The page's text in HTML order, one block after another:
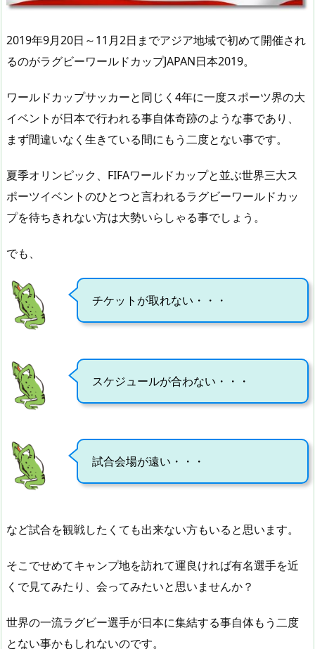
2019年9月20日～11月2日までアジア地域で初めて開催され
るのがラグビーワールドカップJAPAN日本2019。
ワールドカップサッカーと同じく4年に一度スポーツ界の大
イベントが日本で行われる事自体奇跡のような事であり、
まず間違いなく生きている間にもう二度とない事です。
夏季オリンピック、FIFAワールドカップと並ぶ世界三大ス
ポーツイベントのひとつと言われるラグビーワールドカッ
プを待ちきれない方は大勢いらしゃる事でしょう。
でも、
チケットが取れない・・・
スケジュールが合わない・・・
試合会場が遠い・・・
など試合を観戦したくても出来ない方もいると思います。
そこでせめてキャンプ地を訪れて運良ければ有名選手を近
くで見てみたり、会ってみたいと思いませんか？
世界の一流ラグビー選手が日本に集結する事自体もう二度
とない事かもしれないのです。